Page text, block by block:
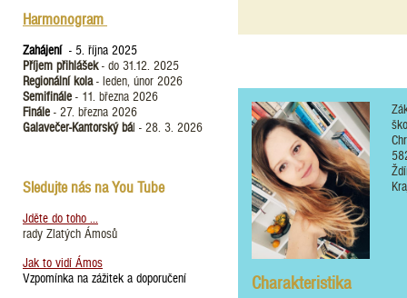
Harmonogram
Zahájení - 5. října 2025
Příjem přihlášek- do 31.12. 2025
Regionální kola- leden, únor 2026
Semifinále - 11. března 2026
Finále - 27. března 2026
Galavečer-Kantorský bál - 28. 3. 2026
Sledujte nás na You Tube
Jděte do toho ...
rady Zlatých Ámosů
Jak to vidí Ámos
Vzpomínka na zážitek a doporučení
Charakteristika